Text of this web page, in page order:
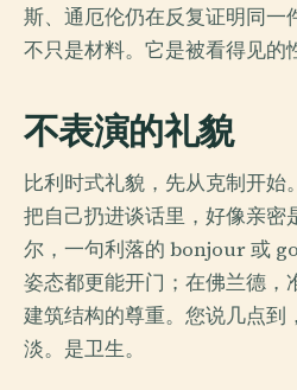
斯、通厄伦仍在反复证明同一
不只是材料。它是被看得见的
不表演的礼貌
比利时式礼貌，先从克制开始
把自己扔进谈话里，好像亲密
尔，一句利落的 bonjour 或
姿态都更能开门；在佛兰德，
建筑结构的尊重。您说几点到
淡。是卫生。